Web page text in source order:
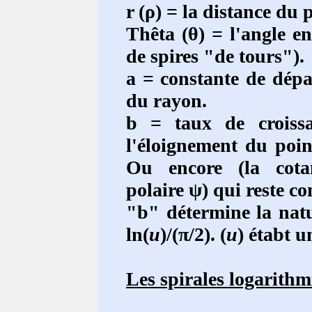
r (ρ) = la distance du
Thêta (θ) = l'angle
de spires "de tours").
a = constante de
du rayon.
b = taux de
l'éloignement du
Ou encore (la
polaire ψ) qui reste
"b" détermine la
ln(u)/(π/2). (u) étabt
Les spirales